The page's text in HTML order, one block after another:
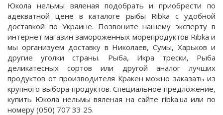
Юкола нельмы вяленая подобрать и приобрести по
адекватной цене в каталоге рыбы Ribka с удобной
доставкой по Украине. Позвоните нашему эксперту в
интернет магазин замороженных морепродуктов Ribka и
мы организуем доставку в Николаев, Сумы, Харьков и
другие уголки страны. Рыба, Икра трески, Рыба
деликатесных сортов или другой аналог лучших
продуктов от производителя Кракен можно заказать из
крупного выбора продуктов. Специальное предложение,
купить Юкола нельмы вяленая на сайте ribka.ua или по
номеру (050) 707 33 25.